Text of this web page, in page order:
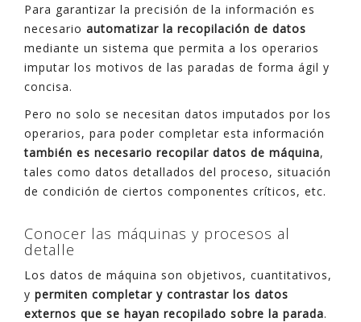
Para garantizar la precisión de la información es
necesario automatizar la recopilación de datos
mediante un sistema que permita a los operarios
imputar los motivos de las paradas de forma ágil y
concisa.
Pero no solo se necesitan datos imputados por los
operarios, para poder completar esta información
también es necesario recopilar datos de máquina,
tales como datos detallados del proceso, situación
de condición de ciertos componentes críticos, etc.
Conocer las máquinas y procesos al
detalle
Los datos de máquina son objetivos, cuantitativos,
y permiten completar y contrastar los datos
externos que se hayan recopilado sobre la parada.